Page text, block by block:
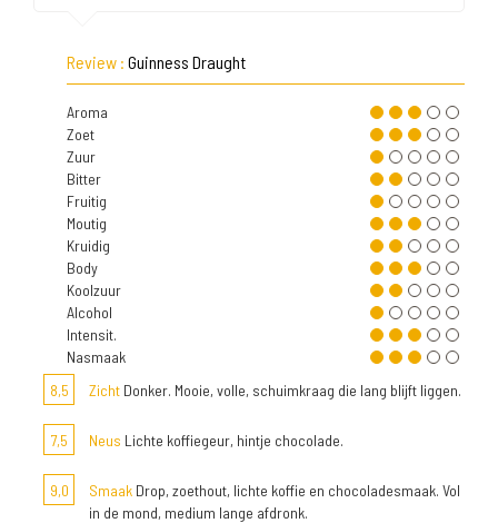
Review : Guinness Draught
Aroma
Zoet
Zuur
Bitter
Fruitig
Moutig
Kruidig
Body
Koolzuur
Alcohol
Intensit.
Nasmaak
8,5
Zicht Donker. Mooie, volle, schuimkraag die lang blijft liggen.
7,5 Neus Lichte koffiegeur, hintje chocolade.
9,0 Smaak Drop, zoethout, lichte koffie en chocoladesmaak. Vol
in de mond, medium lange afdronk.